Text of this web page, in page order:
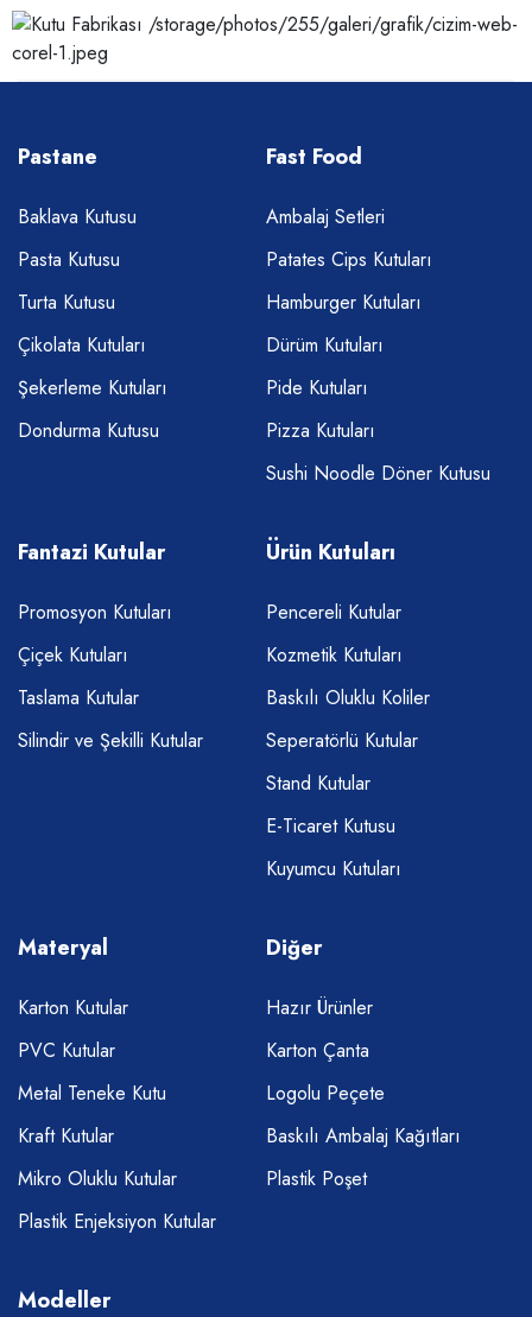
Pastane
Baklava Kutusu
Pasta Kutusu
Turta Kutusu
Çikolata Kutuları
Şekerleme Kutuları
Dondurma Kutusu
Fast Food
Ambalaj Setleri
Patates Cips Kutuları
Hamburger Kutuları
Dürüm Kutuları
Pide Kutuları
Pizza Kutuları
Sushi Noodle Döner Kutusu
Fantazi Kutular
Promosyon Kutuları
Çiçek Kutuları
Taslama Kutular
Silindir ve Şekilli Kutular
Ürün Kutuları
Pencereli Kutular
Kozmetik Kutuları
Baskılı Oluklu Koliler
Seperatörlü Kutular
Stand Kutular
E-Ticaret Kutusu
Kuyumcu Kutuları
Materyal
Karton Kutular
PVC Kutular
Metal Teneke Kutu
Kraft Kutular
Mikro Oluklu Kutular
Plastik Enjeksiyon Kutular
Diğer
Hazır Ürünler
Karton Çanta
Logolu Peçete
Baskılı Ambalaj Kağıtları
Plastik Poşet
Modeller